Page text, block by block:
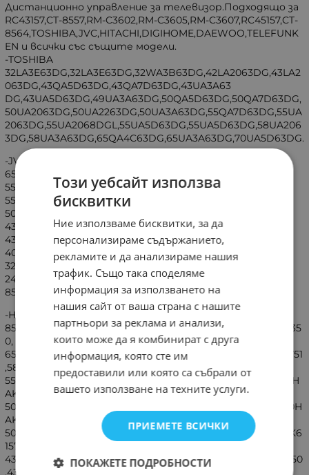
Дистанционно управление за телевизор.Подходящо за
RC43157,CT-8557,RM-C3602,RM-C3605,RM-C3607,RC45157,CT-
8564,TOSHIBA,JVC,HITACHI,DIGIHOME,DAEWOO,TELEFUNK
EN и всички със същите модели.
-TOSHIBA
32LA3E63DG,32LA3E63DG,32WA3B63DG,42LA2063DG,43LA2
063DG,43QA5D63DG,43QA7D63DG,43UA3A63
DG,43UA5D63DG,49UA3A63DG,50QA5D63DG,50QA7D63DG,
50UA2063DG,50UA2263DG,50UA3A63DG,55QA7D63DG,55UA
2063DG,55UA2068DGL,55UA5D63DG,55UA5D63DG,58UA206
3DG,58UA3A63DG,65QA4C63DG,65UA3A63DG,70UA5D63DG.
-JVC-RM-C3607,RM-C3605,RM-C3602,RC-45157,LT-
65VD3300S,LT-65VAQ8135,LT-65VA8000,LT-65VA3205I,LT-
55VD33 00S,LT-55VAQ6235,LT-55VA3205I,LT-55VA3035,LT-
55KQ800,LT-50VAQ3435,LT-50VAQ300K,LT-50VA6900S,LT-
50VA320 5I,LT-43VF42L,LT-43VD3300S,LT-43VAQ6100,LT-
43VAQ300K,LT-43VAF3055,LT-43VA3305I,LT-43VA3200,LT-
43VA3035, LT-43VA3000,LT-42VAI305K,LT-42VAF3055,LT-
40VAF325I,LT-40K800,LT-39VAH305I,LT-39VAH3055,LT-
32VAH335I, LT-32VAH320S,LT-32VAH3000,LT-32VAH3000,LT-
24VAH32IW,LT-24VAH325I,LT-24VAH305D,LT-24VAH300S,CT-
8557, ,CT-8556,43VA6900,LT-32VAF305I
-HITACHI -RM-C3605,RC43157,CT-8557,CT-
8556,65HAQ7351,65HAL7250,65HAK6151,65HAK5751,65HAK535
0,
65FB32HAK5751,58HAL7250,58HAK6157,58HAK6151,58HAK5751
,58HAK5750,58HAK5351,55HL7590UB,55HAQ7351,
55HAQ6351,55HAK6151,55HAK5751,55HAK5750,55HAK5351,55H
AK5350,55FB32HAQ6360,50HL7590UB,50HAQ7351,
50HAL7250,50HAK6157,50HAK6151,50HAK5751,50HAK5750,50H
AK5351,50HAK5350,50FIT25HAK6150,50F52HAK5751,
50F501HAK5750,43HL7590UB,43HAQ7351,43HAQ6351,43HAK6
157,43HAK6151,43HAK5751,43HAK5750,43HAK5351,
43HAK5350,43HAE4351,43HAE4252,43HAE4251,43FK5HAK5750
,43FB35HAK5451,43F52HAQ6351,42HAK5353,42HAE4351,
Този уебсайт използва
бисквитки
Ние използваме бисквитки, за да
персонализираме съдържанието,
рекламите и да анализираме нашия
трафик. Също така споделяме
информация за използването на
нашия сайт от ваша страна с нашите
партньори за реклама и анализи,
които може да я комбинират с друга
информация, която сте им
предоставили или която са събрали от
вашето използване на техните услуги.
ПРИЕМЕТЕ ВСИЧКИ
ПОКАЖЕТЕ ПОДРОБНОСТИ